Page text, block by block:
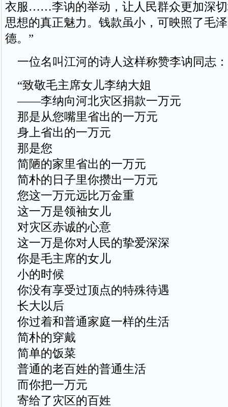
衣服……李讷的举动，让人民群众更加深
思想的真正魅力。钱款虽小，可映照了毛
德。”
一位名叫江河的诗人这样称赞李讷同志：
“致敬毛主席女儿李纳大姐
——李纳向河北灾区捐款一万元
那是从您嘴里省出的一万元
身上省出的一万元
那是您
简陋的家里省出的一万元
简朴的日子里你攒出一万元
您这一万元远比万金重
这一万是领袖女儿
对灾区赤诚的心意
这一万是你对人民的挚爱深深
你是毛主席的女儿
小的时候
你没有享受过顶点的特殊待遇
长大以后
你过着和普通家庭一样的生活
简朴的穿戴
简单的饭菜
普通的老百姓的普通生活
而你把一万元
寄给了灾区的百姓